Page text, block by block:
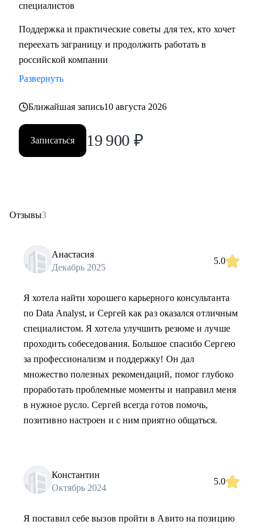
специалистов
Поддержка и практические советы для тех, кто хочет
переехать заграницу и продолжить работать в
российской компании
Развернуть
Ближайшая запись10 августа 2026
Записаться 19 900 ₽
Отзывы3
Анастасия
Декабрь 2025
5.0
Я хотела найти хорошего карьерного консультанта
по Data Analyst, и Сергей как раз оказался отличным
специалистом. Я хотела улучшить резюме и лучше
проходить собеседования. Большое спасибо Сергею
за профессионализм и поддержку! Он дал
множество полезных рекомендаций, помог глубоко
проработать проблемные моменты и направил меня
в нужное русло. Сергей всегда готов помочь,
позитивно настроен и с ним приятно общаться.
Константин
Октябрь 2024
5.0
Я поставил себе вызов пройти в Авито на позицию